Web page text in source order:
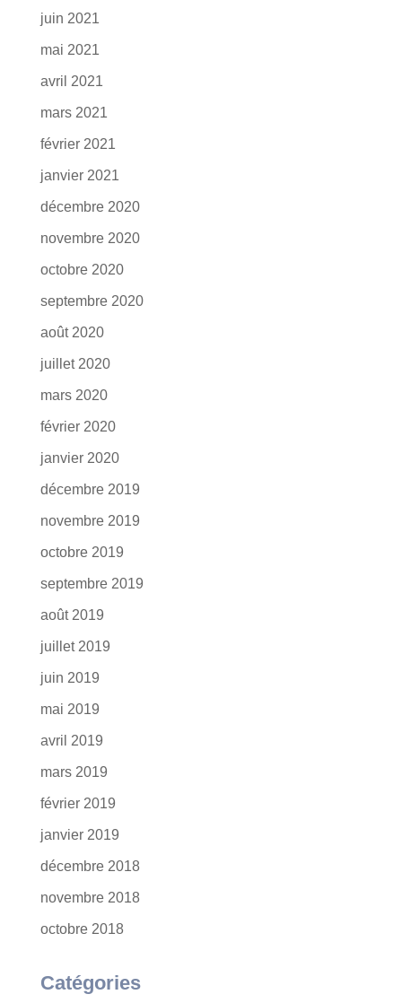
juin 2021
mai 2021
avril 2021
mars 2021
février 2021
janvier 2021
décembre 2020
novembre 2020
octobre 2020
septembre 2020
août 2020
juillet 2020
mars 2020
février 2020
janvier 2020
décembre 2019
novembre 2019
octobre 2019
septembre 2019
août 2019
juillet 2019
juin 2019
mai 2019
avril 2019
mars 2019
février 2019
janvier 2019
décembre 2018
novembre 2018
octobre 2018
Catégories